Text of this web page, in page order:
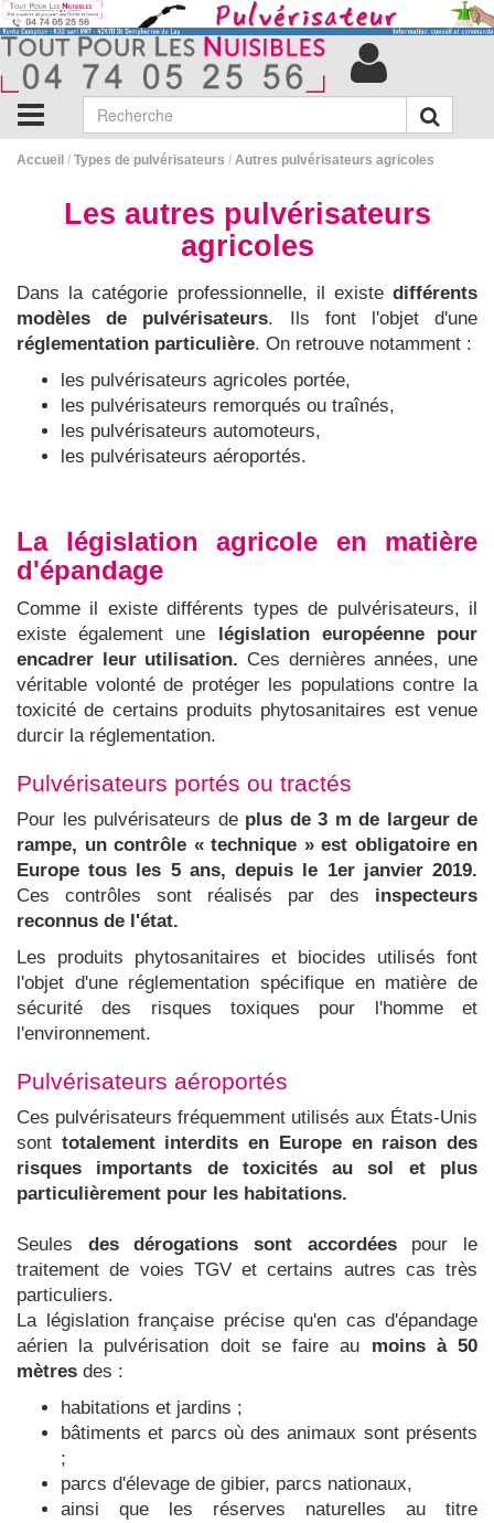
Accueil / Types de pulvérisateurs / Autres pulvérisateurs agricoles
Les autres pulvérisateurs
agricoles
Dans la catégorie professionnelle, il existe différents
modèles de pulvérisateurs. Ils font l'objet d'une
réglementation particulière. On retrouve notamment :
les pulvérisateurs agricoles portée,
les pulvérisateurs remorqués ou traînés,
les pulvérisateurs automoteurs,
les pulvérisateurs aéroportés.
La législation agricole en matière
d'épandage
Comme il existe différents types de pulvérisateurs, il
existe également une législation européenne pour
encadrer leur utilisation. Ces dernières années, une
véritable volonté de protéger les populations contre la
toxicité de certains produits phytosanitaires est venue
durcir la réglementation.
Pulvérisateurs portés ou tractés
Pour les pulvérisateurs de plus de 3 m de largeur de
rampe, un contrôle « technique » est obligatoire en
Europe tous les 5 ans, depuis le 1er janvier 2019.
Ces contrôles sont réalisés par des inspecteurs
reconnus de l'état.
Les produits phytosanitaires et biocides utilisés font
l'objet d'une réglementation spécifique en matière de
sécurité des risques toxiques pour l'homme et
l'environnement.
Pulvérisateurs aéroportés
Ces pulvérisateurs fréquemment utilisés aux États-Unis
sont totalement interdits en Europe en raison des
risques importants de toxicités au sol et plus
particulièrement pour les habitations.
Seules des dérogations sont accordéespour le
traitement de voies TGV et certains autres cas très
particuliers.
La législation française précise qu'en cas d'épandage
aérien la pulvérisation doit se faire au moins à 50
mètres des :
habitations et jardins ;
bâtiments et parcs où des animaux sont présents
;
parcs d'élevage de gibier, parcs nationaux,
ainsi que les réserves naturelles au titre